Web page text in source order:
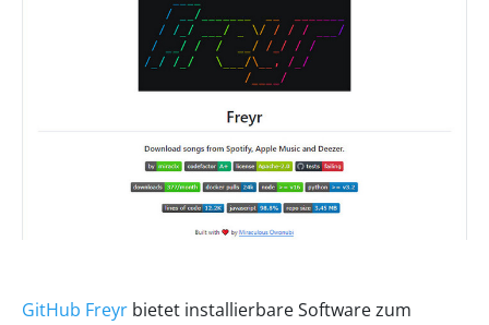
GitHub Freyr bietet installierbare Software zum